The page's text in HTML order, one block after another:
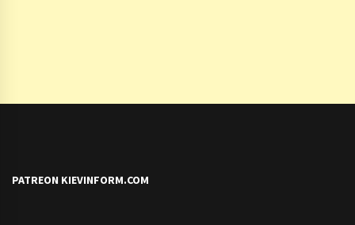
PATREON KIEVINFORM.COM